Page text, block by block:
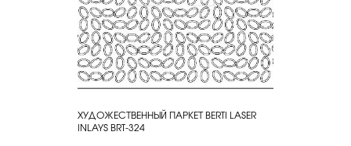
КУПИТЬ
ХУДОЖЕСТВЕННЫЙ ПАРКЕТ BERTI LASER
INLAYS BRT-324